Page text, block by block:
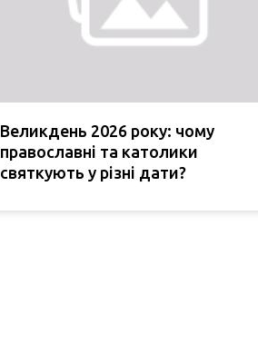
Великдень 2026 року: чому
православні та католики
святкують у різні дати?